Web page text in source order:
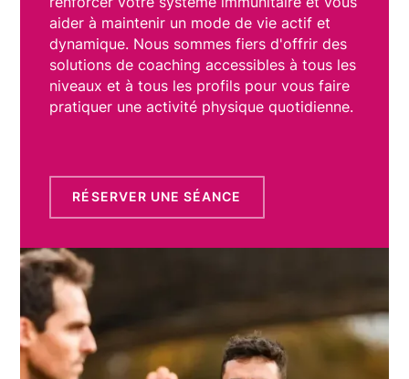
aider à maintenir un mode de vie actif et
dynamique. Nous sommes fiers d'offrir des
solutions de coaching accessibles à tous les
niveaux et à tous les profils pour vous faire
pratiquer une activité physique quotidienne.
RÉSERVER UNE SÉANCE